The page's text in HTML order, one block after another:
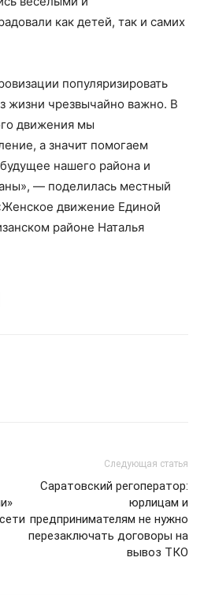
как детей, так и самих
популяризировать
жизни чрезвычайно важно. В
движения мы
а значит помогаем
нашего района и
— поделилась местный
движение Единой
районе Наталья
Следующая статья
Саратовский регоператор:
юрлицам и
предпринимателям не нужно
перезаключать договоры на
вывоз ТКО